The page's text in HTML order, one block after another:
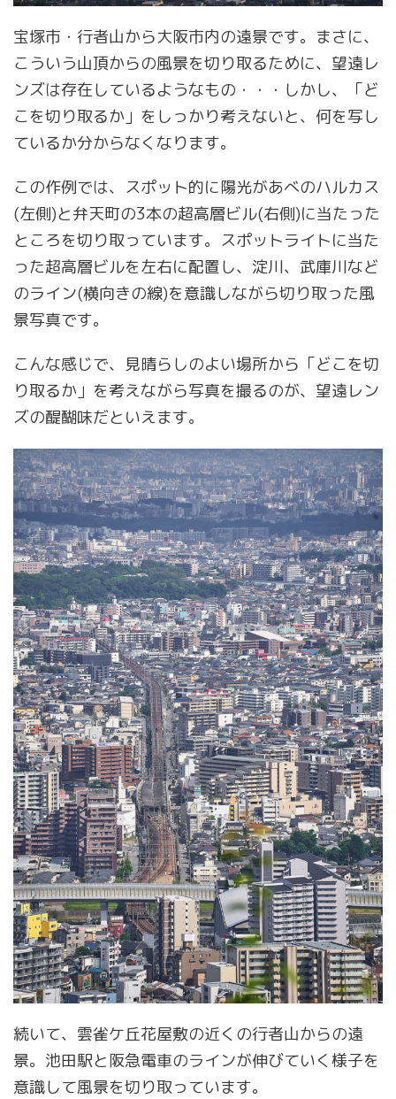
宝塚市・行者山から大阪市内の遠景です。まさに、
こういう山頂からの風景を切り取るために、望遠レ
ンズは存在しているようなもの・・・しかし、「ど
こを切り取るか」をしっかり考えないと、何を写し
ているか分からなくなります。
この作例では、スポット的に陽光があべのハルカス
(左側)と弁天町の3本の超高層ビル(右側)に当たった
ところを切り取っています。スポットライトに当た
った超高層ビルを左右に配置し、淀川、武庫川など
のライン(横向きの線)を意識しながら切り取った風
景写真です。
こんな感じで、見晴らしのよい場所から「どこを切
り取るか」を考えながら写真を撮るのが、望遠レン
ズの醍醐味だといえます。
続いて、雲雀ケ丘花屋敷の近くの行者山からの遠
景。池田駅と阪急電車のラインが伸びていく様子を
意識して風景を切り取っています。